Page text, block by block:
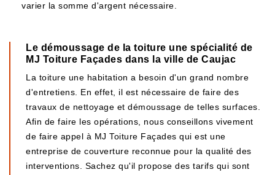
varier la somme d'argent nécessaire.
Le démoussage de la toiture une spécialité de
MJ Toiture Façades dans la ville de Caujac
La toiture une habitation a besoin d'un grand nombre
d'entretiens. En effet, il est nécessaire de faire des
travaux de nettoyage et démoussage de telles surfaces.
Afin de faire les opérations, nous conseillons vivement
de faire appel à MJ Toiture Façades qui est une
entreprise de couverture reconnue pour la qualité des
interventions. Sachez qu'il propose des tarifs qui sont